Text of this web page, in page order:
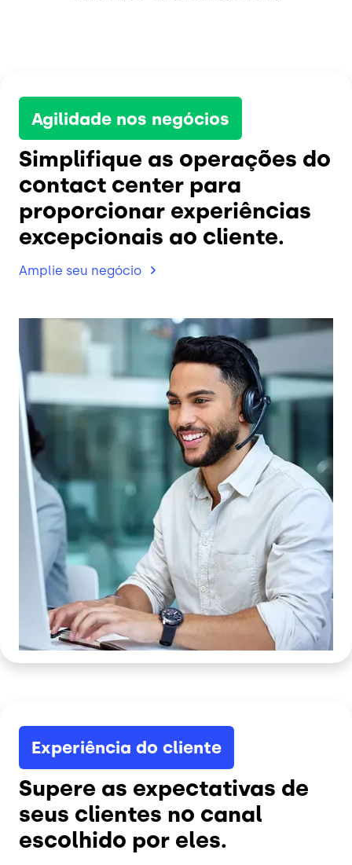
Agilidade nos negócios
Simplifique as operações do
contact center para
proporcionar experiências
excepcionais ao cliente.
Amplie seu negócio
Experiência do cliente
Supere as expectativas de
seus clientes no canal
escolhido por eles.